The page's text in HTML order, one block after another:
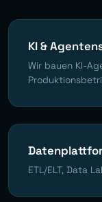
KI &
Wir bauen KI-
ETL/ELT, Data